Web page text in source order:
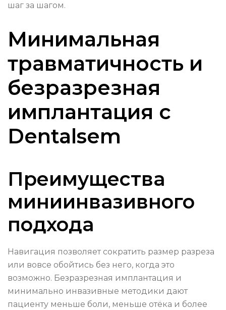
шаг за шагом.
Минимальная
травматичность и
безразрезная
имплантация с
Dentalsem
Преимущества
миниинвазивного
подхода
Навигация позволяет сократить размер разреза
или вовсе обойтись без него, когда это
возможно. Безразрезная имплантация и
минимально инвазивные методики дают
пациенту меньше боли, меньше отёка и более